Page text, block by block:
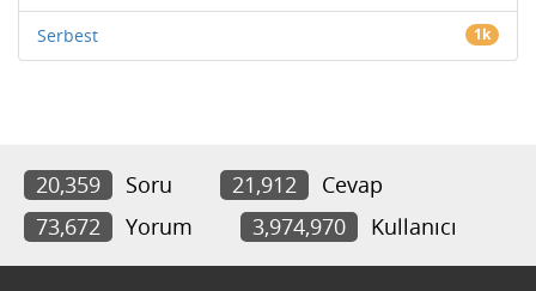
Serbest 1k
20,359 Soru 21,912
Cevap
73,672
Yorum 3,974,970 Kullanıcı